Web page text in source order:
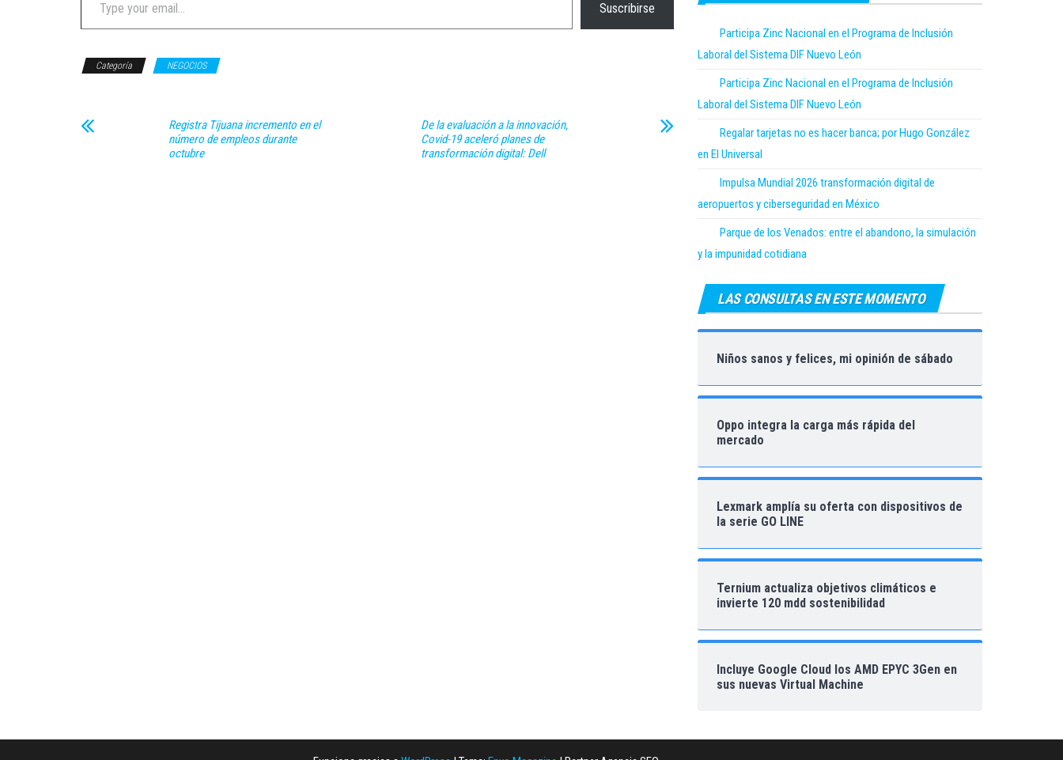
Suscribirse
Categoría NEGOCIOS
Registra Tijuana incremento en el
número de empleos durante
octubre
De la evaluación a la innovación,
Covid-19 aceleró planes de
transformación digital: Dell
Participa Zinc Nacional en el Programa de Inclusión
Laboral del Sistema DIF Nuevo León
Participa Zinc Nacional en el Programa de Inclusión
Laboral del Sistema DIF Nuevo León
Regalar tarjetas no es hacer banca; por Hugo González
en El Universal
Impulsa Mundial 2026 transformación digital de
aeropuertos y ciberseguridad en México
Parque de los Venados: entre el abandono, la simulación
y la impunidad cotidiana
LAS CONSULTAS EN ESTE MOMENTO
Niños sanos y felices, mi opinión de sábado
Oppo integra la carga más rápida del
mercado
Lexmark amplía su oferta con dispositivos de
la serie GO LINE
Ternium actualiza objetivos climáticos e
invierte 120 mdd sostenibilidad
Incluye Google Cloud los AMD EPYC 3Gen en
sus nuevas Virtual Machine